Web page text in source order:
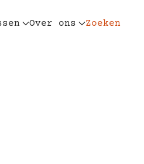
Over ons Zoeken